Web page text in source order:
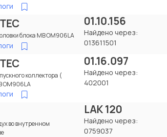
блока МВ OM906LA
01.10.156
Найдено через:
013611501
коллектора (
OM906LA
01.16.097
Найдено через:
402001
во внутренном
LAK 120
Найдено через:
0759037